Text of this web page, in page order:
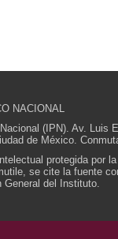
NACIONAL
(IPN). Av. Luis
de México.
protegida por
se cite la fuente
del Instituto.